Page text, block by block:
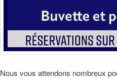
Nous vous attendons nombreux